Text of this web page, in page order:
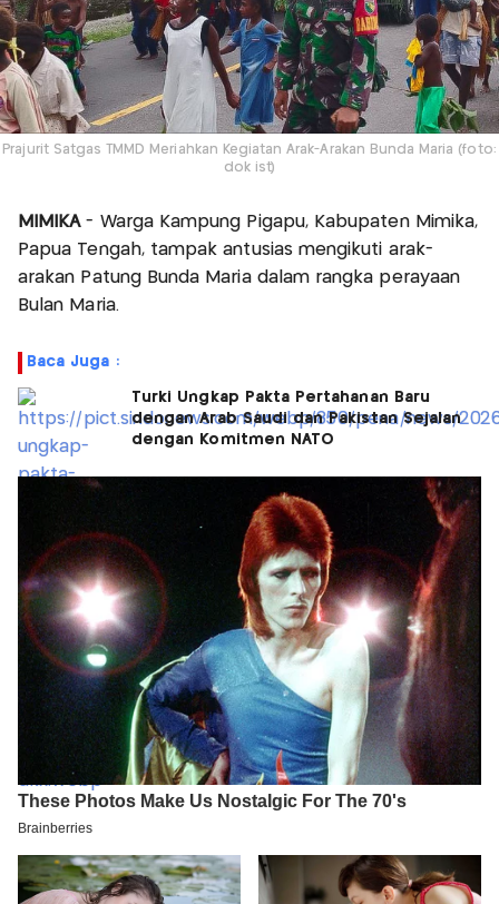
Prajurit Satgas TMMD Meriahkan Kegiatan Arak-Arakan Bunda Maria (foto:
dok ist)
MIMIKA- Warga Kampung Pigapu, Kabupaten Mimika,
Papua Tengah, tampak antusias mengikuti arak-
arakan Patung Bunda Maria dalam rangka perayaan
Bulan Maria.
Baca Juga :
Turki Ungkap Pakta Pertahanan Baru
dengan Arab Saudi dan Pakistan Sejalan
dengan Komitmen NATO